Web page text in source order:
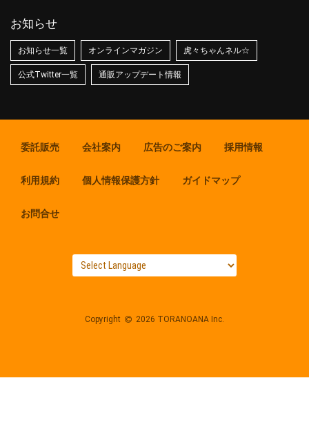
お知らせ
お知らせ一覧 オンラインマガジン 虎々ちゃんネル☆
公式Twitter一覧 通販アップデート情報
委託販売 会社案内 広告のご案内 採用情報
利用規約 個人情報保護方針 ガイドマップ
お問合せ
Copyright 2026 TORANOANA Inc.